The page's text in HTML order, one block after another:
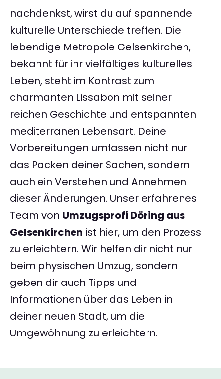
nachdenkst, wirst du auf spannende
kulturelle Unterschiede treffen. Die
lebendige Metropole Gelsenkirchen,
bekannt für ihr vielfältiges kulturelles
Leben, steht im Kontrast zum
charmanten Lissabon mit seiner
reichen Geschichte und entspannten
mediterranen Lebensart. Deine
Vorbereitungen umfassen nicht nur
das Packen deiner Sachen, sondern
auch ein Verstehen und Annehmen
dieser Änderungen. Unser erfahrenes
Team von Umzugsprofi Döring aus
Gelsenkirchen ist hier, um den Prozess
zu erleichtern. Wir helfen dir nicht nur
beim physischen Umzug, sondern
geben dir auch Tipps und
Informationen über das Leben in
deiner neuen Stadt, um die
Umgewöhnung zu erleichtern.